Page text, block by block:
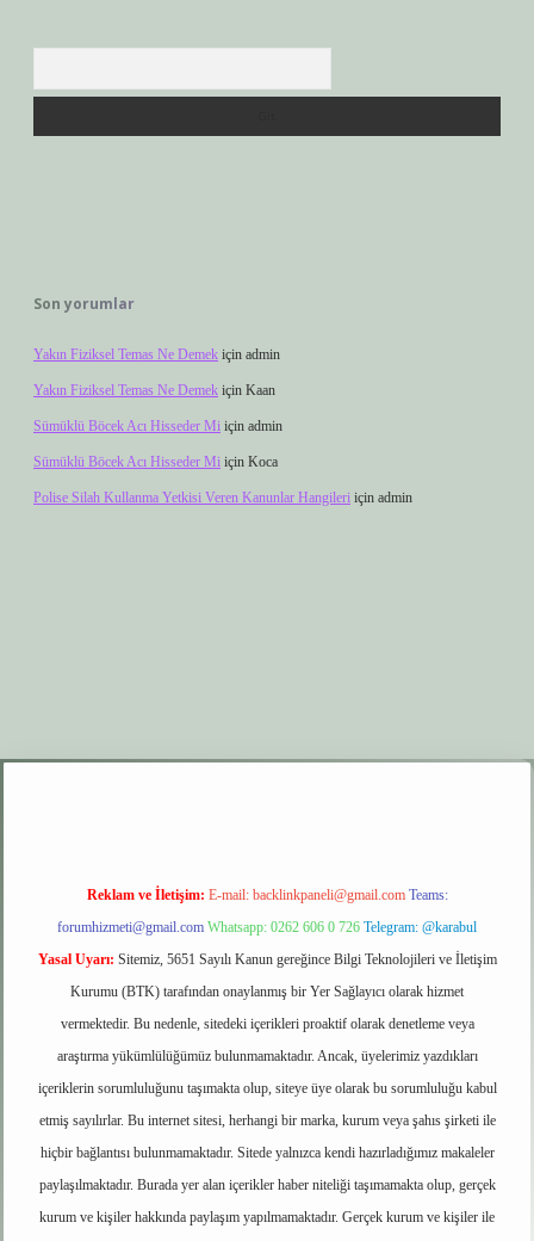
Son yorumlar
Yakın Fiziksel Temas Ne Demek için admin
Yakın Fiziksel Temas Ne Demek için Kaan
Sümüklü Böcek Acı Hisseder Mi için admin
Sümüklü Böcek Acı Hisseder Mi için Koca
Polise Silah Kullanma Yetkisi Veren Kanunlar Hangileri için admin
elexbet giriş
Reklam ve İletişim: E-mail: backlinkpaneli@gmail.com Teams:
forumhizmeti@gmail.com Whatsapp: 0262 606 0 726 Telegram: @karabul
Yasal Uyarı: Sitemiz, 5651 Sayılı Kanun gereğince Bilgi Teknolojileri ve İletişim
Kurumu (BTK) tarafından onaylanmış bir Yer Sağlayıcı olarak hizmet
vermektedir. Bu nedenle, sitedeki içerikleri proaktif olarak denetleme veya
araştırma yükümlülüğümüz bulunmamaktadır. Ancak, üyelerimiz yazdıkları
içeriklerin sorumluluğunu taşımakta olup, siteye üye olarak bu sorumluluğu kabul
etmiş sayılırlar. Bu internet sitesi, herhangi bir marka, kurum veya şahıs şirketi ile
hiçbir bağlantısı bulunmamaktadır. Sitede yalnızca kendi hazırladığımız makaleler
paylaşılmaktadır. Burada yer alan içerikler haber niteliği taşımamakta olup, gerçek
kurum ve kişiler hakkında paylaşım yapılmamaktadır. Gerçek kurum ve kişiler ile